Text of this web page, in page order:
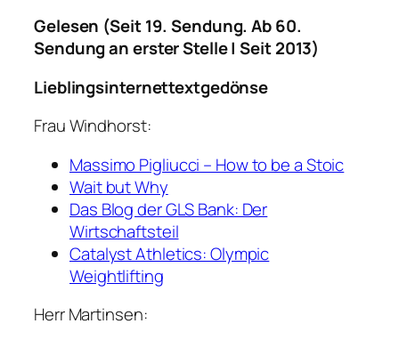
Gelesen (Seit 19. Sendung. Ab 60.
Sendung an erster Stelle | Seit 2013)
Lieblingsinternettextgedönse
Frau Windhorst:
Massimo Pigliucci – How to be a Stoic
Wait but Why
Das Blog der GLS Bank: Der
Wirtschaftsteil
Catalyst Athletics: Olympic
Weightlifting
Herr Martinsen: